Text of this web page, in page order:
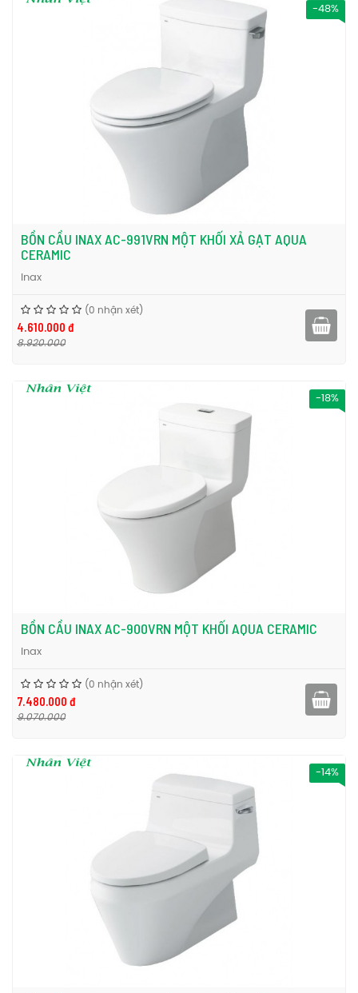
-48%
BỒN CẦU INAX AC-991VRN MỘT KHỐI XẢ GẠT AQUA
CERAMIC
Inax
(0 nhận xét)
4.610.000 đ
8.920.000
-18%
BỒN CẦU INAX AC-900VRN MỘT KHỐI AQUA CERAMIC
Inax
(0 nhận xét)
7.480.000 đ
9.070.000
-14%